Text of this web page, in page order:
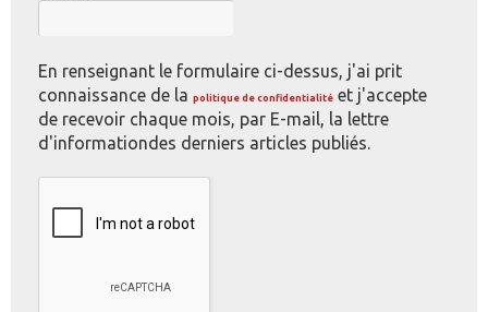
En renseignant le formulaire ci-dessus, j'ai prit
connaissance de la politique de confidentialité et j'accepte
de recevoir chaque mois, par E-mail, la lettre
d'informationdes derniers articles publiés.